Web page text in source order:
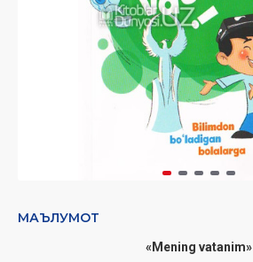
МАЪЛУМОТ
«Mening vatanim»